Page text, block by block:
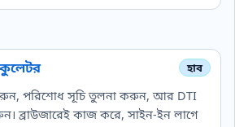
করুন, পরিশোধ সূচি তুলনা করুন, আর DTI
ব্রাউজারেই কাজ করে, সাইন-ইন লাগে